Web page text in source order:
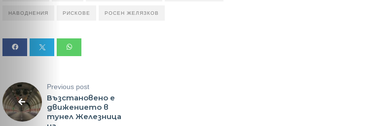
НАВОДНЕНИЯ РИСКОВЕ РОСЕН ЖЕЛЯЗКОВ
Previous post
Възстановено е
движението в
тунел Железница